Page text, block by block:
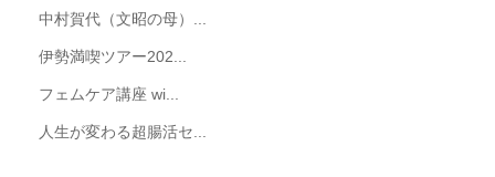
中村賀代（文昭の母）...
伊勢満喫ツアー202...
フェムケア講座 wi...
人生が変わる超腸活セ...